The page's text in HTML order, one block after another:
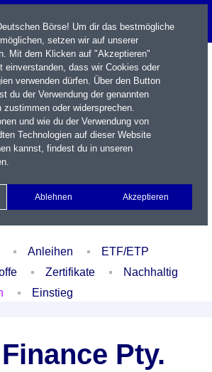
Watchlist Portfolio Login
Anleihen
ETF/ETP
Zertifikate
Nachhaltig
Einstieg
Pty.
Börse! Um dir das bestmögliche
setzen wir auf unserer
Mit dem Klicken auf "Akzeptieren"
einverstanden, dass wir Cookies oder
verwenden dürfen. Über den Button
du der Verwendung der genannten
zustimmen oder widersprechen.
und wie du der Verwendung von
Technologien auf dieser Website
kannst, findest du in unseren
.
Ablehnen Akzeptieren